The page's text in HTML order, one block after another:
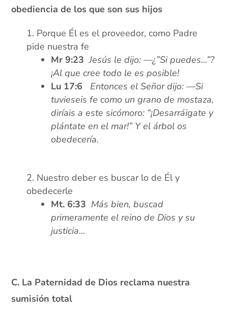
obediencia de los que son sus hijos
Porque Él es el proveedor, como Padre
pide nuestra fe
Mr 9:23 Jesús le dijo: —¿”Si puedes…”?
¡Al que cree todo le es posible!
Lu 17:6
Entonces el Señor dijo: —Si
tuvieseis fe como un grano de mostaza,
diríais a este sicómoro: “¡Desarráigate y
plántate en el mar!” Y el árbol os
obedecería.
Nuestro deber es buscar lo de Él y
obedecerle
Mt. 6:33 Más bien, buscad
primeramente el reino de Dios y su
justicia…
C. La Paternidad de Dios reclama nuestra
sumisión total